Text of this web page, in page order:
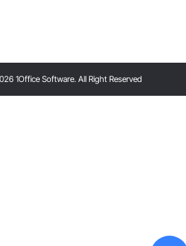
1Office Software. All Right Reserved